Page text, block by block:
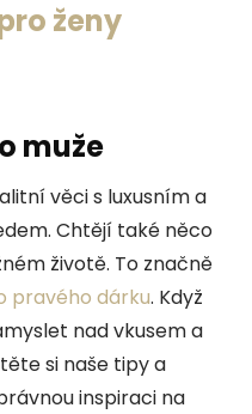
ženy
muže
věci s luxusním a
Chtějí také něco
životě. To značně
pravého dárku. Když
nad vkusem a
si naše tipy a
inspiraci na